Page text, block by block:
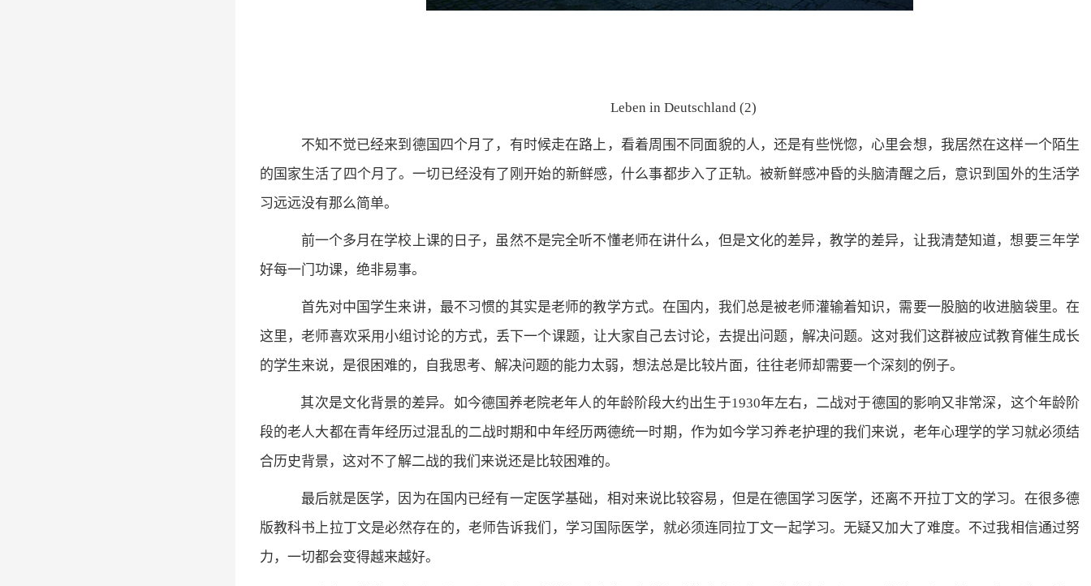
Leben in Deutschland (2)
不知不觉已经来到德国四个月了，有时候走在路上，看着周围不同面貌的人，还是有些恍惚，心里会想，我居然在这样一个陌生
的国家生活了四个月了。一切已经没有了刚开始的新鲜感，什么事都步入了正轨。被新鲜感冲昏的头脑清醒之后，意识到国外的生活学
习远远没有那么简单。
前一个多月在学校上课的日子，虽然不是完全听不懂老师在讲什么，但是文化的差异，教学的差异，让我清楚知道，想要三年学
好每一门功课，绝非易事。
首先对中国学生来讲，最不习惯的其实是老师的教学方式。在国内，我们总是被老师灌输着知识，需要一股脑的收进脑袋里。在
这里，老师喜欢采用小组讨论的方式，丢下一个课题，让大家自己去讨论，去提出问题，解决问题。这对我们这群被应试教育催生成长
的学生来说，是很困难的，自我思考、解决问题的能力太弱，想法总是比较片面，往往老师却需要一个深刻的例子。
其次是文化背景的差异。如今德国养老院老年人的年龄阶段大约出生于1930年左右，二战对于德国的影响又非常深，这个年龄阶
段的老人大都在青年经历过混乱的二战时期和中年经历两德统一时期，作为如今学习养老护理的我们来说，老年心理学的学习就必须结
合历史背景，这对不了解二战的我们来说还是比较困难的。
最后就是医学，因为在国内已经有一定医学基础，相对来说比较容易，但是在德国学习医学，还离不开拉丁文的学习。在很多德
版教科书上拉丁文是必然存在的，老师告诉我们，学习国际医学，就必须连同拉丁文一起学习。无疑又加大了难度。不过我相信通过努
力，一切都会变得越来越好。